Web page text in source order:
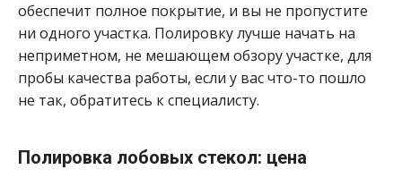
обеспечит полное покрытие, и вы не пропустите
ни одного участка. Полировку лучше начать на
неприметном, не мешающем обзору участке, для
пробы качества работы, если у вас что-то пошло
не так, обратитесь к специалисту.
Полировка лобовых стекол: цена